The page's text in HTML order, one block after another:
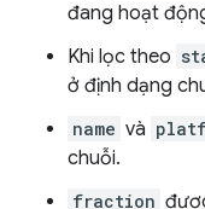
đang hoạt
Khi lọc theo
ở định dạng
name và
chuỗi.
fraction